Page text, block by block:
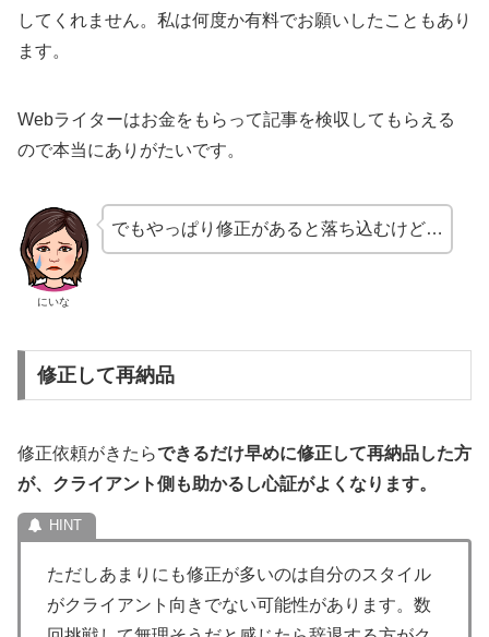
してくれません。私は何度か有料でお願いしたこともあり
ます。
Webライターはお金をもらって記事を検収してもらえる
ので本当にありがたいです。
にいな
でもやっぱり修正があると落ち込むけど…
修正して再納品
修正依頼がきたらできるだけ早めに修正して再納品した方
が、クライアント側も助かるし心証がよくなります。
ただしあまりにも修正が多いのは自分のスタイル
がクライアント向きでない可能性があります。数